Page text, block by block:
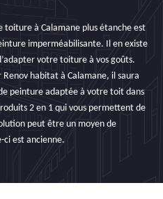
à Calamane plus étanche est
imperméabilisante. Il en existe
votre toiture à vos goûts.
habitat à Calamane, il saura
peinture adaptée à votre toit dans
2 en 1 qui vous permettent de
peut être un moyen de
est ancienne.